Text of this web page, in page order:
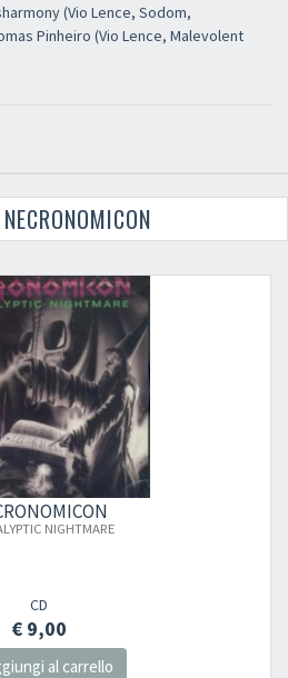
(Vio Lence, Sodom,
Pinheiro (Vio Lence, Malevolent
NIGHTMARE
CD
€ 9,00
al carrello